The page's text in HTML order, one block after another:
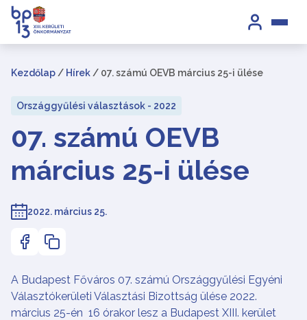
Kezdőlap / Hírek / 07. számú OEVB március 25-i ülése
Országgyűlési választások - 2022
07. számú OEVB
március 25-i ülése
2022. március 25.
A Budapest Főváros 07. számú Országgyűlési Egyéni
Választókerületi Választási Bizottság ülése 2022.
március 25-én 16 órakor lesz a Budapest XIII. kerület